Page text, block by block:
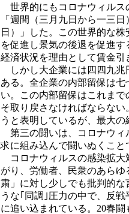
世界的にもコロナウィルス
「週間（三月九日から一三
日）」した。この世界的な
を促進し景気の後退を促進
経済状況を理由として賃金
しかし大企業には四四九兆
ある。全企業の内部留保は
い。この内部留保はこれま
そ取り戻さなければならな
うと表明しているが、最大
第三の闘いは、コロナウィ
求に組み込んで闘いぬくこと
コロナウィルスの感染拡大
がり、労働者、民衆のあら
粛」に対し少しでも批判的
うな｢同調｣圧力の中で、反
に追い込まれている。20春